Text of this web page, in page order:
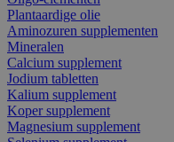
Plantaardige olie
Aminozuren supplementen
Mineralen
Calcium supplement
Jodium tabletten
Kalium supplement
Koper supplement
Magnesium supplement